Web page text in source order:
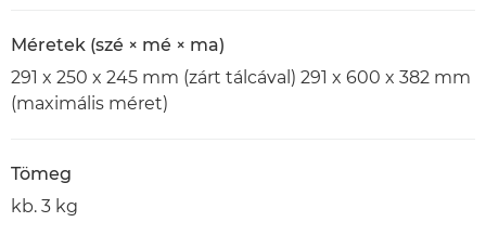
Méretek (szé × mé × ma)
291 x 250 x 245 mm (zárt tálcával) 291 x 600 x 382 mm
(maximális méret)
Tömeg
kb. 3 kg